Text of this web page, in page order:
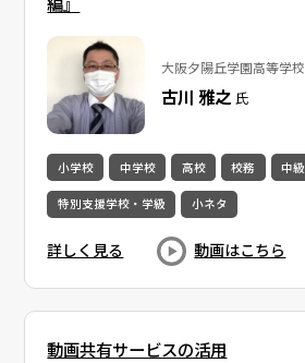
大阪夕陽丘学園高等学校
古川 雅之 氏
小学校 中学校 高校 校務 中級
特別支援学校・学級 小ネタ
詳しく見る 動画はこちら
動画共有サービスの活用